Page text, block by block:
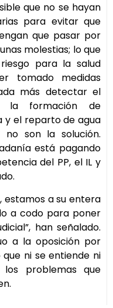
que no se hayan
para evitar que
que pasar por
molestias; lo que
para la salud
tomado medidas
más detectar el
la formación de
y el reparto de agua
son la solución.
está pagando
del PP, el IL y
estamos a su entera
a codo para poner
han señalado.
a la oposición por
ni se entiende ni
problemas que